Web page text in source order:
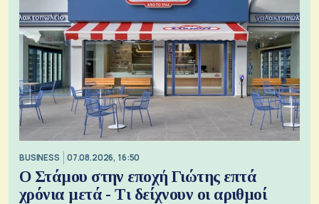
BUSINESS 07.08.2026, 16:50
Ο Στάμου στην εποχή Γιώτης επτά
χρόνια μετά - Τι δείχνουν οι αριθμοί